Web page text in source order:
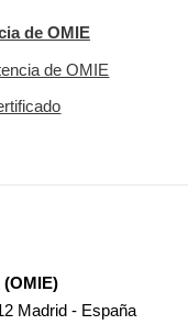
de OMIE
de OMIE
Madrid - España